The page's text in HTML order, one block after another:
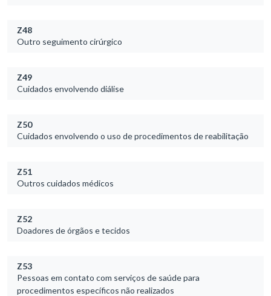
Z48
Outro seguimento cirúrgico
Z49
Cuidados envolvendo diálise
Z50
Cuidados envolvendo o uso de procedimentos de reabilitação
Z51
Outros cuidados médicos
Z52
Doadores de órgãos e tecidos
Z53
Pessoas em contato com serviços de saúde para
procedimentos específicos não realizados